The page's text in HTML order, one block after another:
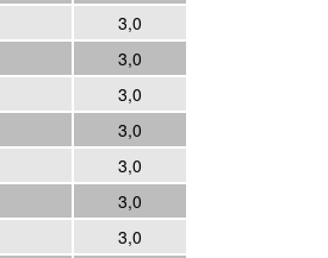
3,0
3,0
3,0
3,0
3,0
3,0
3,0